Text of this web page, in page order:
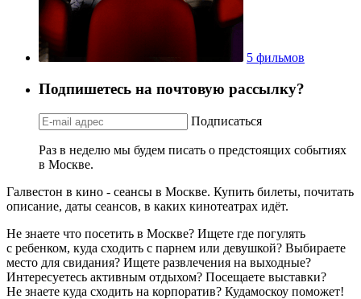
5 фильмов
Подпишетесь на почтовую рассылку?
Подписаться
Раз в неделю мы будем писать о предстоящих событиях
в Москве.
Галвестон в кино - сеансы в Москве. Купить билеты, почитать
описание, даты сеансов, в каких кинотеатрах идёт.
Не знаете что посетить в Москве? Ищете где погулять
с ребенком, куда сходить с парнем или девушкой? Выбираете
место для свидания? Ищете развлечения на выходные?
Интересуетесь активным отдыхом? Посещаете выставки?
Не знаете куда сходить на корпоратив? Кудамоскоу поможет!